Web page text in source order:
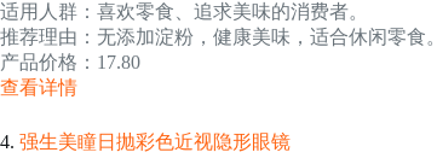
适用人群：喜欢零食、追求美味的消费者。
推荐理由：无添加淀粉，健康美味，适合休闲零食。
产品价格：17.80
查看详情
4. 强生美瞳日抛彩色近视隐形眼镜